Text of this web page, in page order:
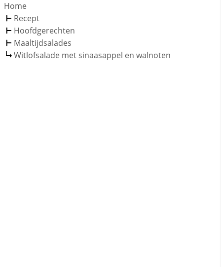
Home
Recept
Hoofdgerechten
Maaltijdsalades
Witlofsalade met sinaasappel en walnoten